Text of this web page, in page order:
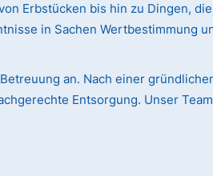
Erbstücken bis hin zu Dingen,
in Sachen Wertbestimmung
an. Nach einer
Entsorgung. Unser